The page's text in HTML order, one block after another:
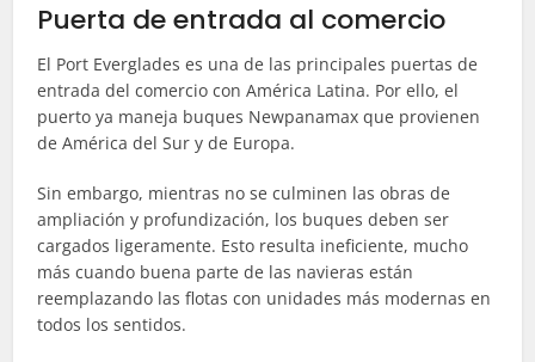
Puerta de entrada al comercio
El Port Everglades es una de las principales puertas de
entrada del comercio con América Latina. Por ello, el
puerto ya maneja buques Newpanamax que provienen
de América del Sur y de Europa.
Sin embargo, mientras no se culminen las obras de
ampliación y profundización, los buques deben ser
cargados ligeramente. Esto resulta ineficiente, mucho
más cuando buena parte de las navieras están
reemplazando las flotas con unidades más modernas en
todos los sentidos.